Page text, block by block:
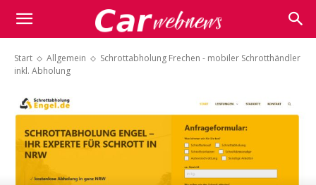
Carwebnews.com
Start Allgemein
Schrottabholung Frechen - mobiler Schrotthändler
inkl. Abholung